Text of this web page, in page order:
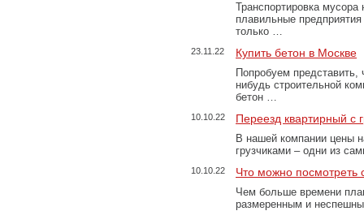
Транспортировка
плавильные
только …
23.11.22 Купить бетон в Москве
Попробуем представить,
нибудь строительной
бетон …
10.10.22 Переезд квартирный с
В нашей компании цены
грузчиками – одни из
10.10.22 Что можно посмотреть
Чем больше времени
размеренным и